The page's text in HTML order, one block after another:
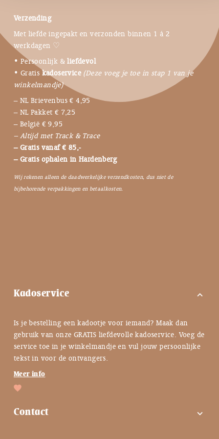
Verzending
Met liefde ingepakt en verzonden binnen 1 á 2
werkdagen ♡
• Persoonlijk &liefdevol
• Gratis kadoservice (Deze voeg je toe in stap 1 van je
winkelmandje)
– NL Brievenbus € 4,95
– NL Pakket € 7,25
– België € 9,95
– Altijd met Track & Trace
– Gratis vanaf € 85,-
– Gratis ophalen in Hardenberg
Wij rekenen alleen de daadwerkelijke verzendkosten, dus niet de
bijbehorende verpakkingen en betaalkosten.
Kadoservice expand_more
Is je bestelling een kadootje voor iemand? Maak dan
gebruik van onze GRATIS liefdevolle kadoservice. Voeg de
service toe in je winkelmandje en vul jouw persoonlijke
tekst in voor de ontvangers.
Meer info
Contact expand_more